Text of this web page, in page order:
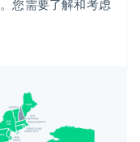
您需要了解和考虑